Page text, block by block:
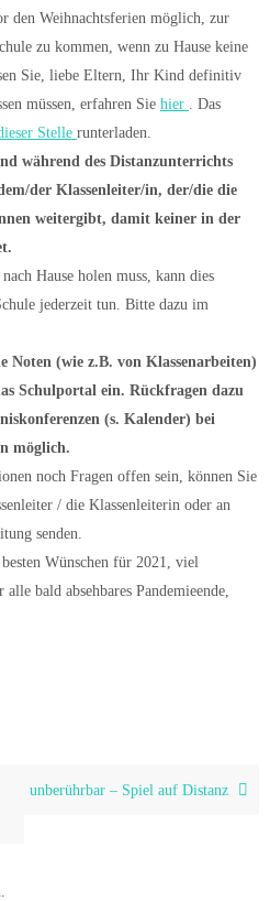
den Weihnachtsferien möglich, zur
zu kommen, wenn zu Hause keine
Sie, liebe Eltern, Ihr Kind definitiv
müssen, erfahren Sie hier . Das
Stelle runterladen.
während des Distanzunterrichts
der Klassenleiter/in, der/die die
weitergibt, damit keiner in der
Hause holen muss, kann dies
jederzeit tun. Bitte dazu im
Noten (wie z.B. von Klassenarbeiten)
Schulportal ein. Rückfragen dazu
(s. Kalender) bei
möglich.
noch Fragen offen sein, können Sie
/ die Klassenleiterin oder an
senden.
Wünschen für 2021, viel
bald absehbares Pandemieende,
unberührbar – Spiel auf Distanz